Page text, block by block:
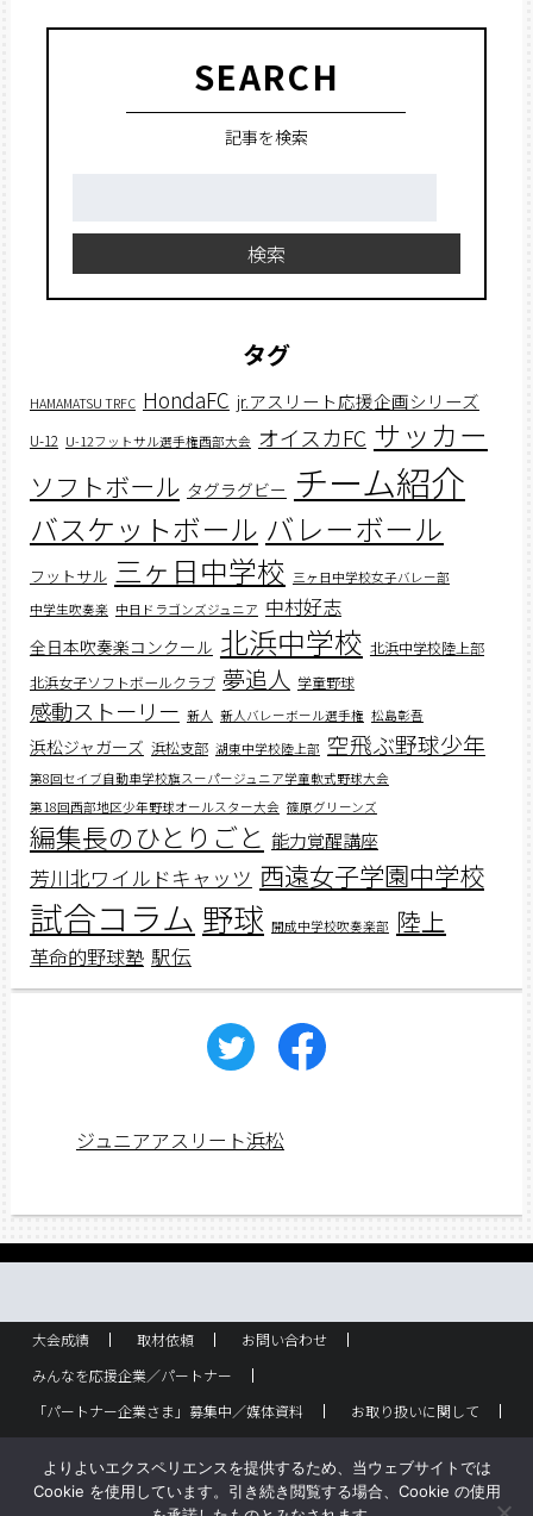
SEARCH
記事を検索
検索
タグ
HAMAMATSU TRFC HondaFC jr.アスリート応援企画シリーズ
U-12 U-12フットサル選手権西部大会 オイスカFC サッカー
ソフトボール タグラグビー チーム紹介
バスケットボール バレーボール
フットサル 三ヶ日中学校 三ヶ日中学校女子バレー部
中学生吹奏楽 中日ドラゴンズジュニア 中村好志
全日本吹奏楽コンクール 北浜中学校 北浜中学校陸上部
北浜女子ソフトボールクラブ 夢追人 学童野球
感動ストーリー 新人 新人バレーボール選手権 松島彰吾
浜松ジャガーズ 浜松支部 湖東中学校陸上部 空飛ぶ野球少年
第8回セイブ自動車学校旗スーパージュニア学童軟式野球大会
第18回西部地区少年野球オールスター大会 篠原グリーンズ
編集長のひとりごと 能力覚醒講座
芳川北ワイルドキャッツ 西遠女子学園中学校
試合コラム 野球 開成中学校吹奏楽部 陸上
革命的野球塾 駅伝
ジュニアアスリート浜松
大会成績 取材依頼
お問い合わせ
みんなを応援企業／パートナー
「パートナー企業さま」募集中／媒体資料
お取り扱いに関して
バックナンバー
サイトポリシー
よりよいエクスペリエンスを提供するため、当ウェブサイトでは
Cookie を使用しています。引き続き閲覧する場合、Cookie の使用